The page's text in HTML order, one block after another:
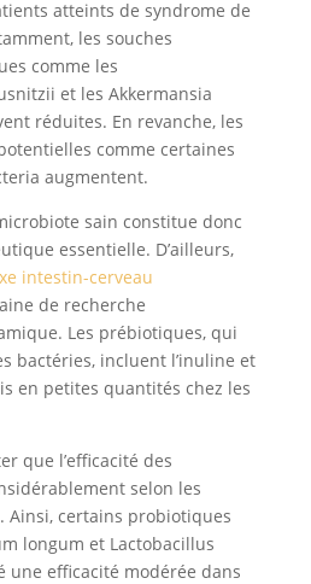
atteints de syndrome de
les souches
comme les
et les Akkermansia
réduites. En revanche, les
comme certaines
augmentent.
sain constitue donc
essentielle. D’ailleurs,
intestin-cerveau
de recherche
Les prébiotiques, qui
bactéries, incluent l’inuline et
en petites quantités chez les
que l’efficacité des
selon les
Ainsi, certains probiotiques
longum et Lactobacillus
efficacité modérée dans